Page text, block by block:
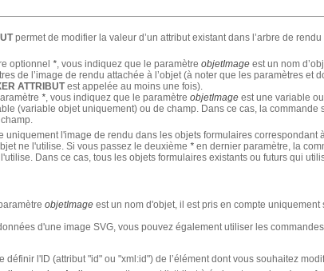
permet de modifier la valeur d’un attribut existant dans l’arbre de
optionnel *, vous indiquez que le paramètre objetImage est un nom
de l’image de rendu attachée à l’objet (à noter que les paramètres et
ATTRIBUTest appelée au moins une fois).
*, vous indiquez que le paramètre objetImage est une variable
(variable objet uniquement) ou de champ. Dans ce cas, la commande
uniquement l'image de rendu dans les objets formulaires correspondant
ne l'utilise. Si vous passez le deuxième * en dernier paramètre, la
Dans ce cas, tous les objets formulaires existants ou futurs qui
objetImage est un nom d'objet, il est pris en compte uniquement
d'une image SVG, vous pouvez également utiliser les commandes
définir l'ID (attribut "id" ou "xml:id") de l’élément dont vous souhaitez